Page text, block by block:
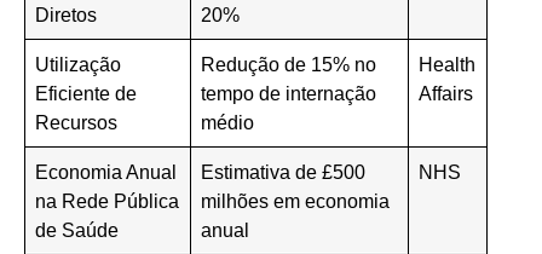
Diretos
20%
Utilização
Eficiente de
Recursos
Redução de 15% no
tempo de internação
médio
Health
Affairs
Economia Anual
na Rede Pública
de Saúde
Estimativa de £500
milhões em economia
anual
NHS